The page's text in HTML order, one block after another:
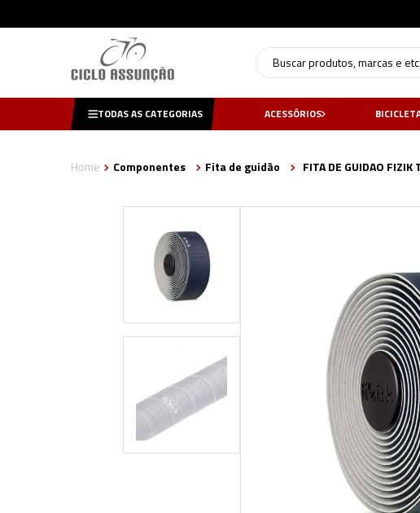
Buscar produtos, marcas e
TODAS AS CATEGORIAS ACESSÓRIOS
Componentes Fita de guidão FITA DE GUIDAO FIZIK